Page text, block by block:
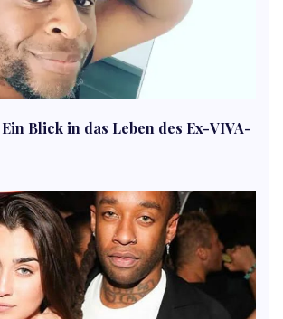
Blick in das Leben des Ex-VIVA-